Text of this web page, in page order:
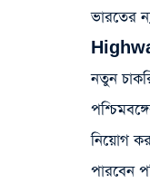
ভারতের
নতুন
নিয়োগ
পারবেন